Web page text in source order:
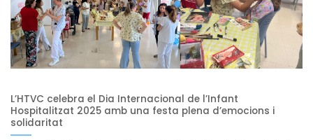
L’HTVC celebra el Dia Internacional de l’Infant
Hospitalitzat 2025 amb una festa plena d’emocions i
solidaritat